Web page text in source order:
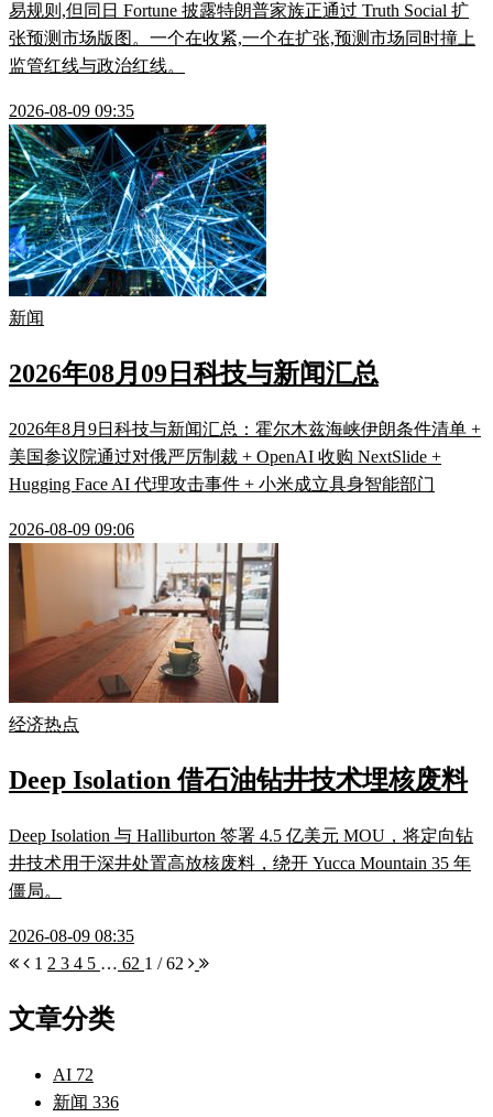
易规则,但同日 Fortune 披露特朗普家族正通过 Truth Social 扩
张预测市场版图。一个在收紧,一个在扩张,预测市场同时撞上
监管红线与政治红线。
2026-08-09 09:35
新闻
2026年08月09日科技与新闻汇总
2026年8月9日科技与新闻汇总：霍尔木兹海峡伊朗条件清单 +
美国参议院通过对俄严厉制裁 + OpenAI 收购 NextSlide +
Hugging Face AI 代理攻击事件 + 小米成立具身智能部门
2026-08-09 09:06
经济热点
Deep Isolation 借石油钻井技术埋核废料
Deep Isolation 与 Halliburton 签署 4.5 亿美元 MOU，将定向钻
井技术用于深井处置高放核废料，绕开 Yucca Mountain 35 年
僵局。
2026-08-09 08:35
1 2 3 4 5 … 62 1 / 62
文章分类
AI 72
新闻 336